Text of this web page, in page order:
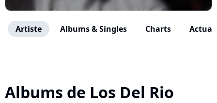
Artiste Albums & Singles Charts
Albums de Los Del Rio